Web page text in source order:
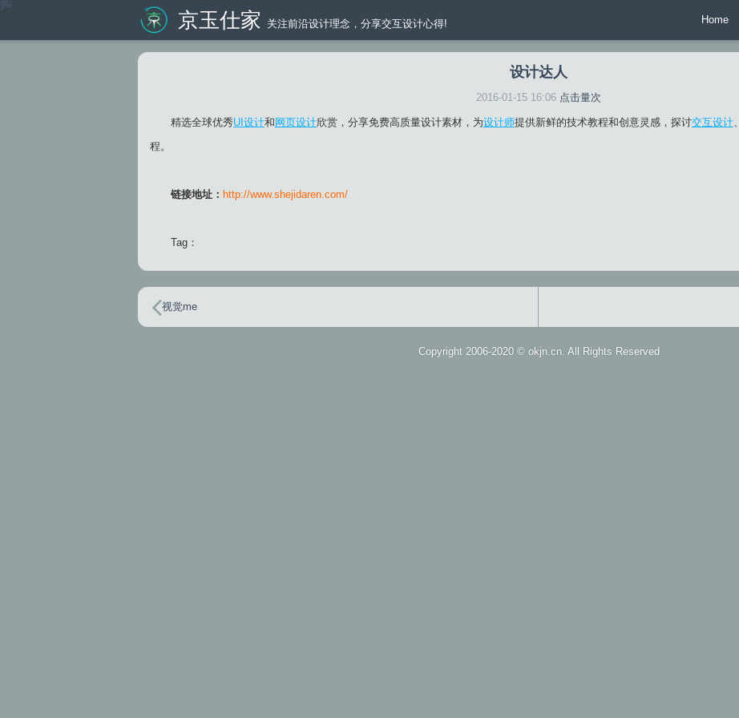
京玉仕家 关注前沿设计理念，分享交互设计心得! Home
设计达人
2016-01-15 16:06 点击量次
精选全球优秀UI设计和 网页设计欣赏，分享免费高质量设计素材，为设计师提供新鲜的技术教程和创意灵感，探讨交互设计、
程。
链接地址： http://www.shejidaren.com/
Tag：
视觉me
Copyright 2006-2020 © okjn.cn. All Rights Reserved